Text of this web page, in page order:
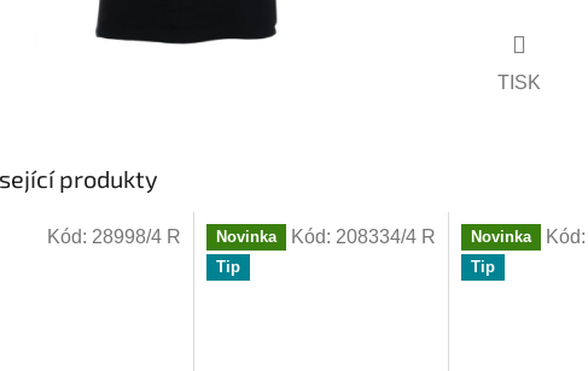
TISK
produkty
Kód: 28998/4 R
Novinka
Tip
Kód: 208334/4 R
Novinka
Tip
Kód: